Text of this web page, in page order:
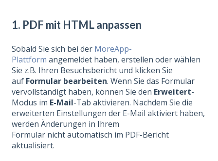
1. PDF mit HTML anpassen
Sobald Sie sich bei der MoreApp-
Plattform angemeldet haben, erstellen oder wählen
Sie z.B. Ihren Besuchsbericht und klicken Sie
auf Formular bearbeiten. Wenn Sie das Formular
vervollständigt haben, können Sie den Erweitert-
Modus im E-Mail-Tab aktivieren. Nachdem Sie die
erweiterten Einstellungen der E-Mail aktiviert haben,
werden Änderungen in Ihrem
Formular nicht automatisch im PDF-Bericht
aktualisiert.